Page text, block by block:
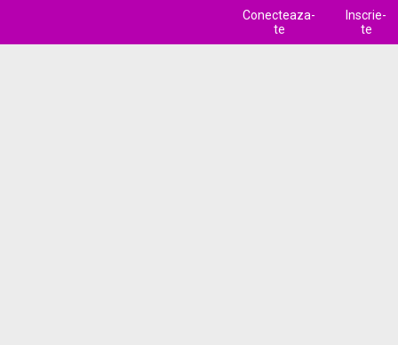
Conecteaza-
te
Inscrie-
te